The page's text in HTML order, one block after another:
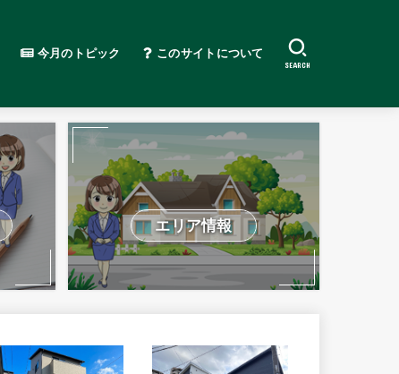
今月のトピック このサイトについて
SEARCH
エリア情報